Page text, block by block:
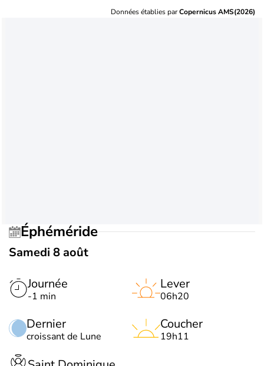
Données établies parCopernicus AMS(2026)
Éphéméride
Samedi 8 août
Journée
-1 min
Dernier
croissant de Lune
Lever
06h20
Coucher
19h11